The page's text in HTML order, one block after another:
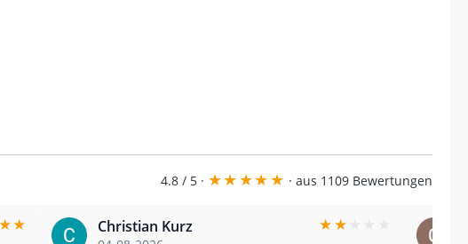
4.8 / 5 · ★★★★★ · aus 1109 Bewertungen
★★ Christian Kurz ★★